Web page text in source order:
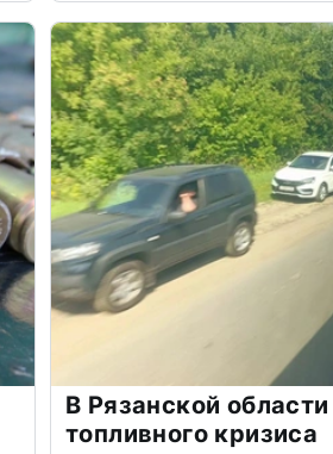
В Рязанской
топливного кризиса